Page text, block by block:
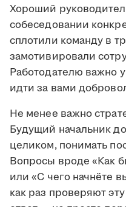
Хороший
собеседовании
сплотили команду в
замотивировали
Работодателю важно
идти за вами
Не менее важно
Будущий начальник
целиком, понимать
Вопросы вроде «Как
или «С чего начнёте
как раз проверяют